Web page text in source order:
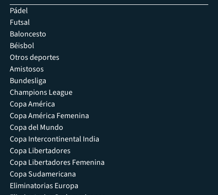
Pádel
Futsal
Baloncesto
Béisbol
Otros deportes
Amistosos
Bundesliga
Champions League
Copa América
Copa América Femenina
Copa del Mundo
Copa Intercontinental India
Copa Libertadores
Copa Libertadores Femenina
Copa Sudamericana
Eliminatorias Europa